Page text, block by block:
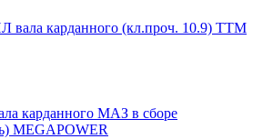
вала карданного (кл.проч. 10.9) ТТМ
карданного МАЗ в сборе
MEGAPOWER